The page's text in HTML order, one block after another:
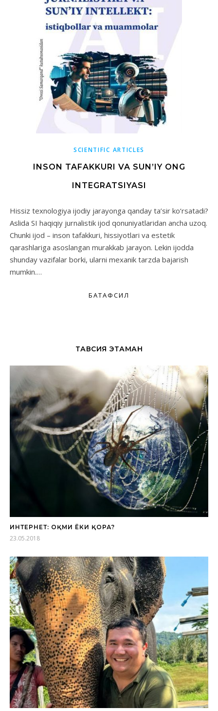
SCIENTIFIC ARTICLES
INSON TAFAKKURI VA SUN’IY ONG
INTEGRATSIYASI
Hissiz texnologiya ijodiy jarayonga qanday ta’sir ko‘rsatadi?
Aslida SI haqiqiy jurnalistik ijod qonuniyatlaridan ancha uzoq.
Chunki ijod – inson tafakkuri, hissiyotlari va estetik
qarashlariga asoslangan murakkab jarayon. Lekin ijodda
shunday vazifalar borki, ularni mexanik tarzda bajarish
mumkin.…
БАТАФСИЛ
ТАВСИЯ ЭТАМАН
ИНТЕРНЕТ: ОҚМИ ЁКИ ҚОРА?
23.05.2018